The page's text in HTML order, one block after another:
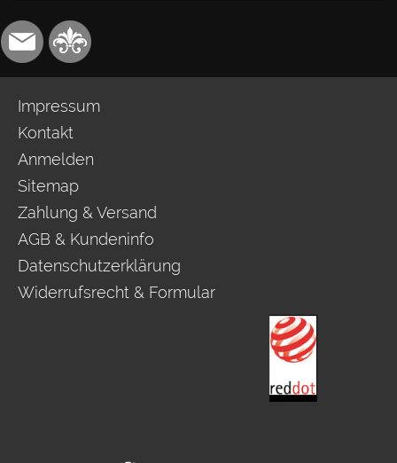
Impressum
Kontakt
Anmelden
Sitemap
Zahlung & Versand
AGB & Kundeninfo
Datenschutzerklärung
Widerrufsrecht & Formular